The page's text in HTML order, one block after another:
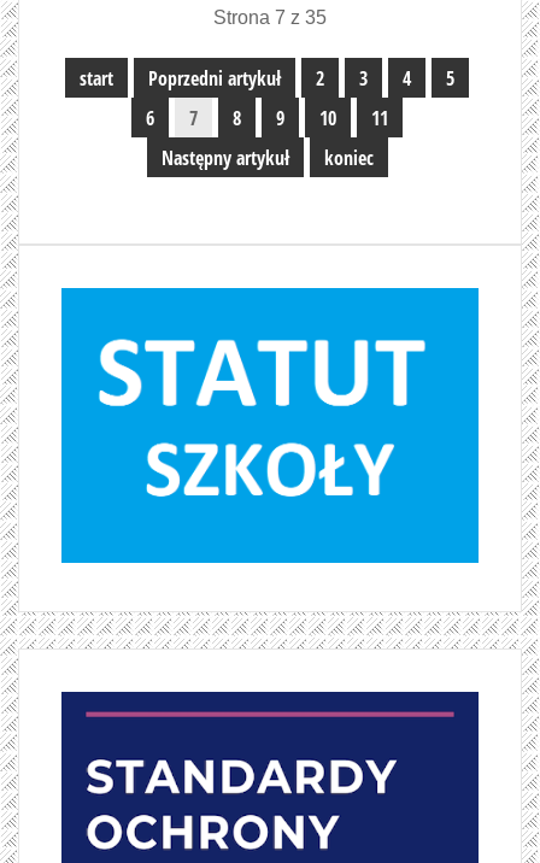
Strona 7 z 35
start Poprzedni artykuł 2 3 4
5
6
7 8 9 10
11
Następny artykuł
koniec